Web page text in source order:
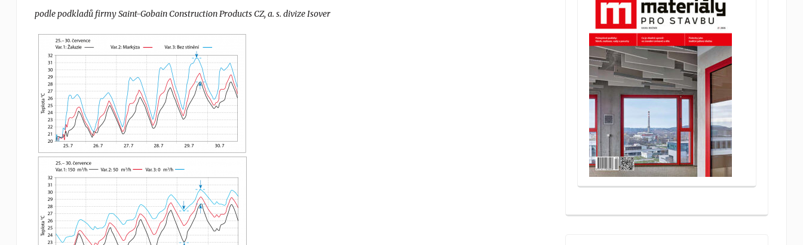
podle podkladů firmy Saint-Gobain Construction Products CZ, a. s. divize Isover